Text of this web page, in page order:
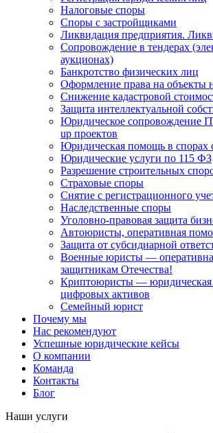
Налоговые споры
Споры с застройщиками
Ликвидация предприятия.
Сопровождение в тендерах
аукционах)
Банкротство физических лиц
Оформление права на объекты
Снижение кадастровой
Защита интеллектуальной
Юридическое сопровождение
up проектов
Юридическая помощь в спорах
Юридические услуги по 115 ФЗ
Разрешение строительных
Страховые споры
Снятие с регистрационного
Наследственные споры
Уголовно-правовая защита
Автоюристы, оперативная
Защита от субсидиарной
Военные юристы —
защитникам Отечества!
Криптоюристы — юридическая
цифровых активов
Семейный юрист
Почему мы
Нас рекомендуют
Успешные юридические кейсы
О компании
Команда
Контакты
Блог
Наши услуги